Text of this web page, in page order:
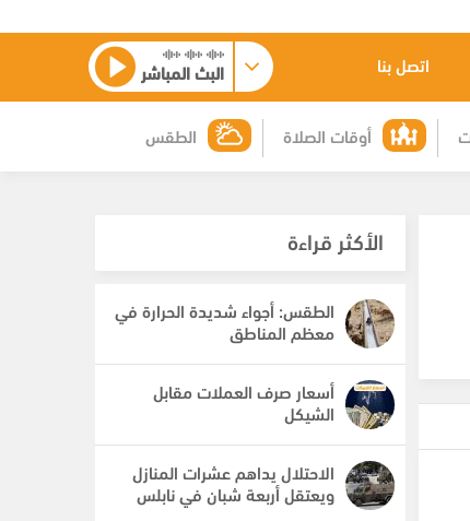
اتصل بنا البث المباشر
الطقس أوقات الصلاة
الأكثر قراءة
الطقس: أجواء شديدة الحرارة في
معظم المناطق
أسعار صرف العملات مقابل
الشيكل
الاحتلال يداهم عشرات المنازل
ويعتقل أربعة شبان في نابلس